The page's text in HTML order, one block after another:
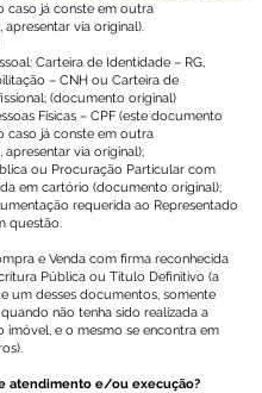
caso já conste em outra
via original).
Carteira de Identidade – RG,
– CNH ou Carteira de
(documento original)
Físicas – CPF (este documento
caso já conste em outra
via original);
ou Procuração Particular com
em cartório (documento original);
requerida ao Representado
questão.
e Venda com firma reconhecida
Pública ou Título Definitivo (a
um desses documentos, somente
quando não tenha sido realizada a
imóvel, e o mesmo se encontra em
atendimento e/ou execução?